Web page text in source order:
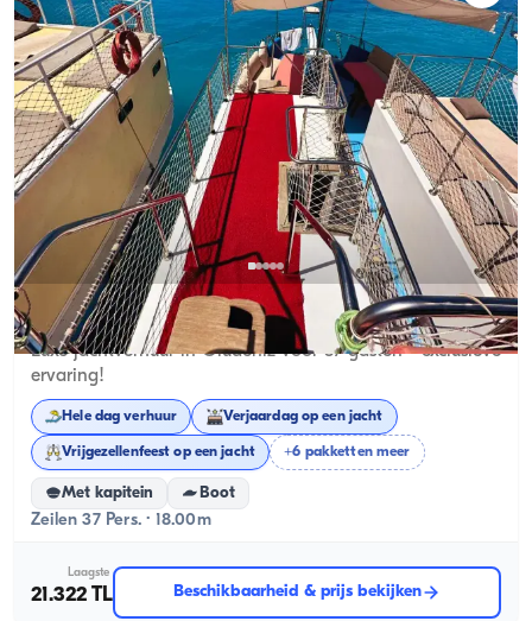
Ölüdeniz, Muğla Nieuwe boot
Luxe jachtverhuur in Ölüdeniz voor 37 gasten - exclusieve
ervaring!
Hele dag verhuur Verjaardag op een jacht
Vrijgezellenfeest op een jacht +6 pakketten meer
Met kapitein Boot
Zeilen 37 Pers. · 18.00m
Laagste
21.322 TL Beschikbaarheid & prijs bekijken